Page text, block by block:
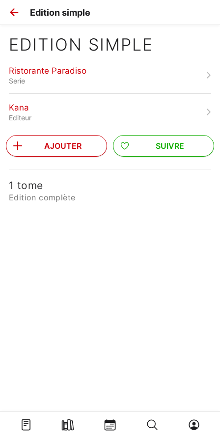
Edition simple
EDITION SIMPLE
Ristorante Paradiso
Serie
Kana
Editeur
AJOUTER SUIVRE
1 tome
Edition complète